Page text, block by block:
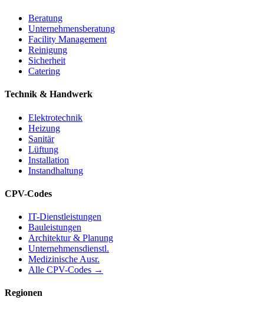
Beratung
Unternehmensberatung
Facility Management
Reinigung
Sicherheit
Catering
Technik & Handwerk
Elektrotechnik
Heizung
Sanitär
Lüftung
Installation
Instandhaltung
CPV-Codes
IT-Dienstleistungen
Bauleistungen
Architektur & Planung
Unternehmensdienstl.
Medizinische Ausr.
Alle CPV-Codes →
Regionen